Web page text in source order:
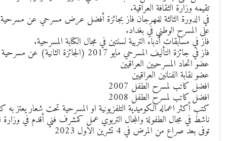
تقيمه وزارة الثقافة العراقية.
في الدورة الثالثة للمهرجان فاز بجائزة أفضل عرض مسرحي عن
على المسرح الوطني في بغداد.
فاز في مسابقات أدباء التربية لسنتين في مجال الكتابة المسرحية.
فاز في جائزة التأليف المسرحي مايو 2017 (الجائزة الثانية) عن مسرحية سور البستان والفتى حسان
عضو اتحاد المسرحيين العراقيين
عضو نقابة الفنانين العراقيين
افضل كاتب لمسرح الطفل 2007
افضل كاتب لمسرح الطفل 2008
كتب أكثر اعماله الكوميدية التلفزيونية او المسرحية تحت شعار يعتز
ناشط في مجال الطفولة والمجال التربوي عمل كمشرف فني أقدم في وزارة
توفى بعد صراع من المرض في 4 تشرين الاول 2023